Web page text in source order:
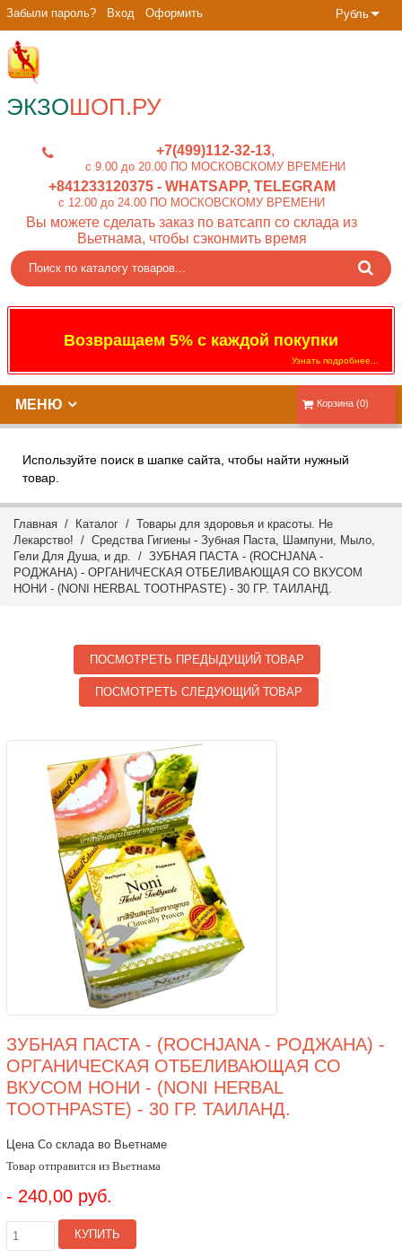
Рубль
Забыли пароль? Вход Оформить
ЭКЗОШОП.РУ
+7(499)112-32-13
c 9.00 до 20.00 ПО МОСКОВСКОМУ ВРЕМЕНИ
+841233120375- WHATSAPP, TELEGRAM
c 12.00 до 24.00 ПО МОСКОВСКОМУ ВРЕМЕНИ
Вы можете сделать заказ по ватсапп со склада из
Вьетнама, чтобы сэконмить время
Возвращаем 5% с каждой покупки
Узнать подробнее...
Корзина (0)
МЕНЮ
Используйте поиск в шапке сайта, чтобы найти нужный
товар.
Главная / Каталог / Товары для здоровья и красоты. Не
Лекарство! / Средства Гигиены - Зубная Паста, Шампуни, Мыло,
Гели Для Душа, и др. / ЗУБНАЯ ПАСТА - (ROCHJANA -
РОДЖАНА) - ОРГАНИЧЕСКАЯ ОТБЕЛИВАЮЩАЯ СО ВКУСОМ
НОНИ - (NONI HERBAL TOOTHPASTE) - 30 ГР. ТАИЛАНД.
ПОСМОТРЕТЬ ПРЕДЫДУЩИЙ ТОВАР
ПОСМОТРЕТЬ СЛЕДУЮЩИЙ ТОВАР
ЗУБНАЯ ПАСТА - (ROCHJANA - РОДЖАНА) -
ОРГАНИЧЕСКАЯ ОТБЕЛИВАЮЩАЯ СО
ВКУСОМ НОНИ - (NONI HERBAL
TOOTHPASTE) - 30 ГР. ТАИЛАНД.
Цена Со склада во Вьетнаме
Товар отправится из Вьетнама
- 240,00 руб.
КУПИТЬ